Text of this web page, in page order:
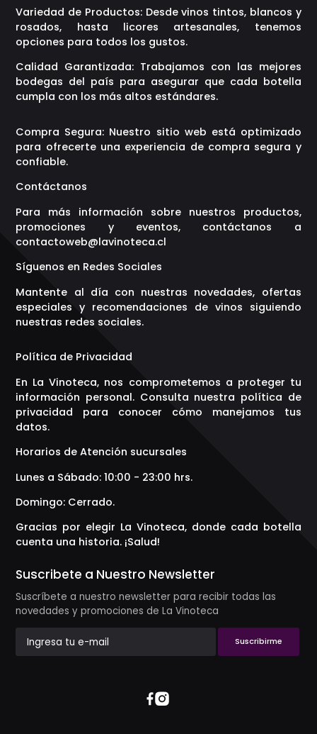
Variedad de Productos: Desde vinos tintos, blancos y
rosados, hasta licores artesanales, tenemos
opciones para todos los gustos.
Calidad Garantizada: Trabajamos con las mejores
bodegas del país para asegurar que cada botella
cumpla con los más altos estándares.
Compra Segura: Nuestro sitio web está optimizado
para ofrecerte una experiencia de compra segura y
confiable.
Contáctanos
Para más información sobre nuestros productos,
promociones y eventos, contáctanos a
contactoweb@lavinoteca.cl
Síguenos en Redes Sociales
Mantente al día con nuestras novedades, ofertas
especiales y recomendaciones de vinos siguiendo
nuestras redes sociales.
Política de Privacidad
En La Vinoteca, nos comprometemos a proteger tu
información personal. Consulta nuestra política de
privacidad para conocer cómo manejamos tus
datos.
Horarios de Atención sucursales
Lunes a Sábado: 10:00 - 23:00 hrs.
Domingo: Cerrado.
Gracias por elegir La Vinoteca, donde cada botella
cuenta una historia. ¡Salud!
Suscribete a Nuestro Newsletter
Suscríbete a nuestro newsletter para recibir todas las
novedades y promociones de La Vinoteca
Suscribirme